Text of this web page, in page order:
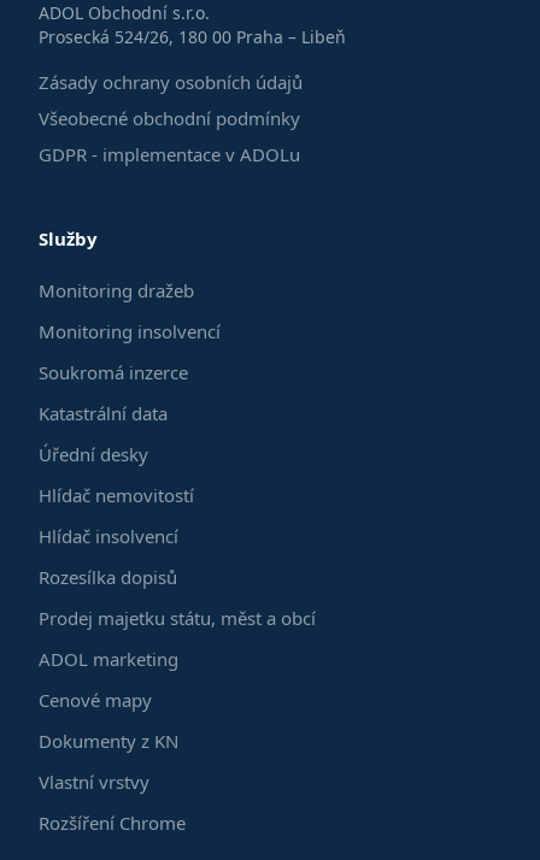
ADOL Obchodní s.r.o.
Prosecká 524/26, 180 00 Praha – Libeň
Zásady ochrany osobních údajů
Všeobecné obchodní podmínky
GDPR - implementace v ADOLu
Služby
Monitoring dražeb
Monitoring insolvencí
Soukromá inzerce
Katastrální data
Úřední desky
Hlídač nemovitostí
Hlídač insolvencí
Rozesílka dopisů
Prodej majetku státu, měst a obcí
ADOL marketing
Cenové mapy
Dokumenty z KN
Vlastní vrstvy
Rozšíření Chrome